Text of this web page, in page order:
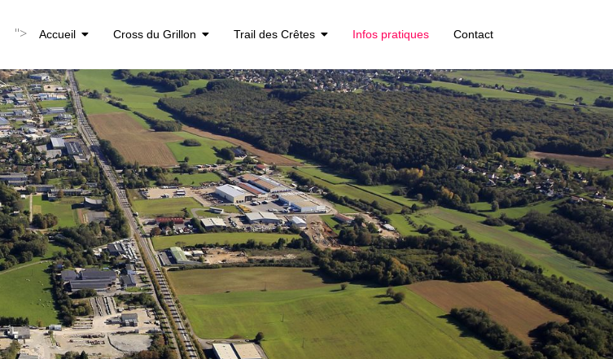
"> Accueil Cross du Grillon Trail des Crêtes Infos pratiques Contact